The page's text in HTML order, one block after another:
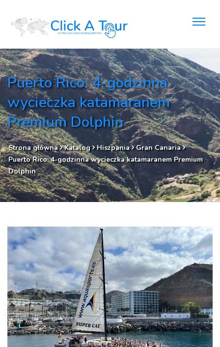
Puerto Rico: 4-godzinna
wycieczka katamaranem
Premium Dolphin
Strona główna Katalog Hiszpania Gran Canaria
Puerto Rico: 4-godzinna wycieczka katamaranem Premium
Dolphin